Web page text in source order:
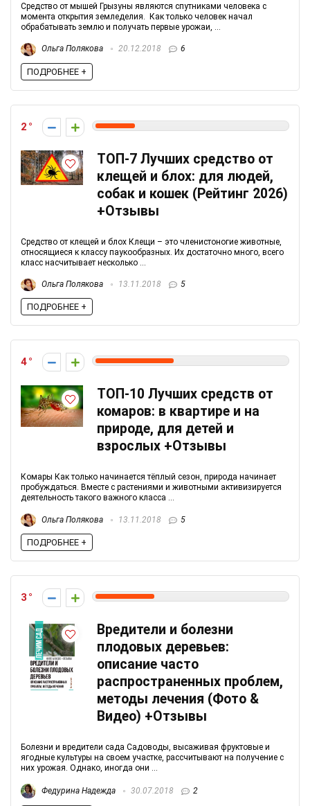
Средство от мышей Грызуны являются спутниками человека с
момента открытия земледелия. Как только человек начал
обрабатывать землю и получать первые урожаи, ...
Ольга Полякова 20.12.2018 6
ПОДРОБНЕЕ +
2
ТОП-7 Лучших средство от
клещей и блох: для людей,
собак и кошек (Рейтинг 2026)
+Отзывы
Средство от клещей и блох Клещи – это членистоногие животные,
относящиеся к классу паукообразных. Их достаточно много, всего
класс насчитывает несколько ...
Ольга Полякова 13.11.2018 5
ПОДРОБНЕЕ +
4
ТОП-10 Лучших средств от
комаров: в квартире и на
природе, для детей и
взрослых +Отзывы
Комары Как только начинается тёплый сезон, природа начинает
пробуждаться. Вместе с растениями и животными активизируется
деятельность такого важного класса ...
Ольга Полякова 13.11.2018 5
ПОДРОБНЕЕ +
3
Вредители и болезни
плодовых деревьев:
описание часто
распространенных проблем,
методы лечения (Фото &
Видео) +Отзывы
Болезни и вредители сада Садоводы, высаживая фруктовые и
ягодные культуры на своем участке, рассчитывают на получение с
них урожая. Однако, иногда они ...
Федурина Надежда 30.07.2018 2